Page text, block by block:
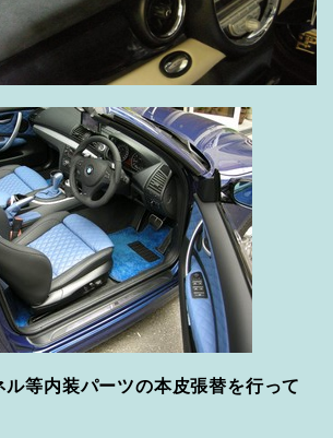
ル等内装パーツの本皮張替を行って